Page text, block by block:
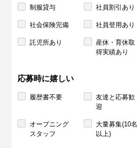
制服貸与 社員割引あり
社会保険完備 社員登用あり
託児所あり
産休・育休取
得実績あり
応募時に嬉しい
履歴書不要
友達と応募歓
迎
オープニング
スタッフ
大量募集(10名
以上)